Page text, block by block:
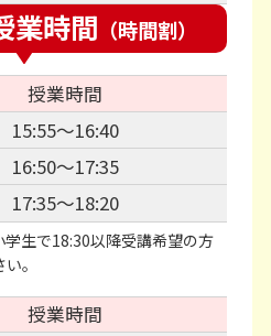
業時間 （時間割）
授業時間
15:55〜16:40
16:50〜17:35
17:35〜18:20
生で18:30以降受講希望の方
。
授業時間